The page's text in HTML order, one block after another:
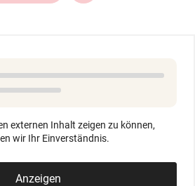
externen Inhalt zeigen zu können,
wir Ihr Einverständnis.
Anzeigen